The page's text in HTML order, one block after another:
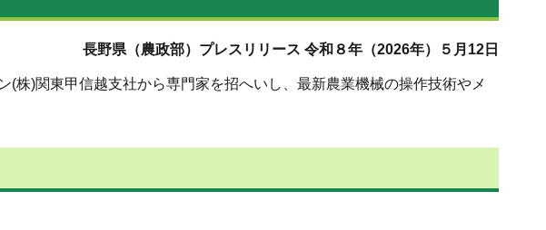
長野県（農政部）プレスリリース 令和８年（2026年）５月12日
株)関東甲信越支社から専門家を招へいし、最新農業機械の操作技術やメ